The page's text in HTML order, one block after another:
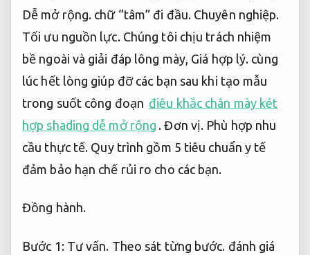
Dễ mở rộng. chữ “tâm” đi đầu. Chuyên nghiệp.
Tối ưu nguồn lực. Chúng tôi chịu trách nhiệm
bề ngoài và giải đáp lông mày, Giá hợp lý. cùng
lúc hết lòng giúp đỡ các bạn sau khi tạo mẫu
trong suốt công đoạn điêu khắc chân mày két
hợp shading dễ mở rộng .Đơn vị. Phù hợp nhu
cầu thực tế. Quy trình gồm 5 tiêu chuẩn y tế
đảm bảo hạn chế rủi ro cho các bạn.
Đồng hành.
Bước 1: Tư vấn. Theo sát từng bước. đánh giá